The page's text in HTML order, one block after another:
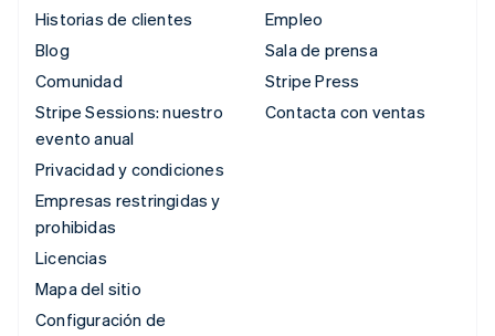
Historias de clientes
Blog
Comunidad
Stripe Sessions: nuestro
evento anual
Privacidad y condiciones
Empresas restringidas y
prohibidas
Licencias
Mapa del sitio
Configuración de
Empleo
Sala de prensa
Stripe Press
Contacta con ventas